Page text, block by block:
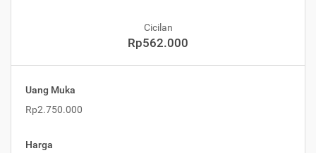
Cicilan
Rp562.000
Uang Muka
Rp2.750.000
Harga